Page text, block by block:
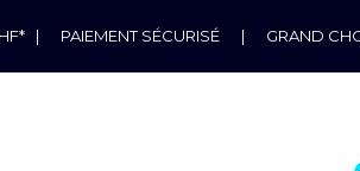
| PAIEMENT SÉCURISÉ | GRAND